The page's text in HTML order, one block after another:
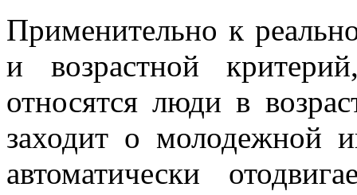
Применительно к
и возрастной
относятся люди в
заходит о молодежной
автоматически